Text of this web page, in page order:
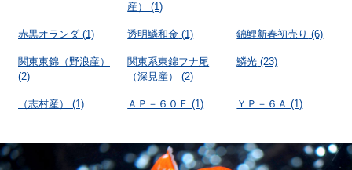
産）
(1)
赤黒オランダ (1) 透明鱗和金 (1) 錦鯉新春初売り (6)
関東東錦（野浪産）
(2)
関東系東錦フナ尾
（深見産）
(2)
鱗光 (23)
（志村産） (1) ＡＰ－６０Ｆ (1) ＹＰ－６Ａ (1)